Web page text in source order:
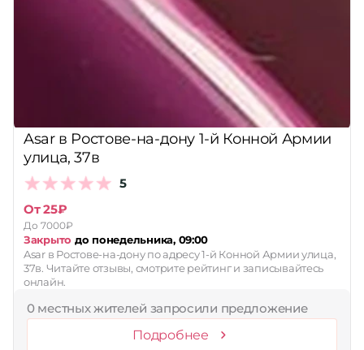
Asar в Ростове-на-дону 1-й Конной Армии
улица, 37в
5
От 25₽
До 7000₽
Закрыто до понедельника, 09:00
Asar в Ростове-на-дону по адресу 1-й Конной Армии улица,
37в. Читайте отзывы, смотрите рейтинг и записывайтесь
онлайн.
0 местных жителей запросили предложение
Подробнее